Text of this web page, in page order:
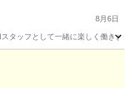
8月6日
タッフとして一緒に楽しく働きま